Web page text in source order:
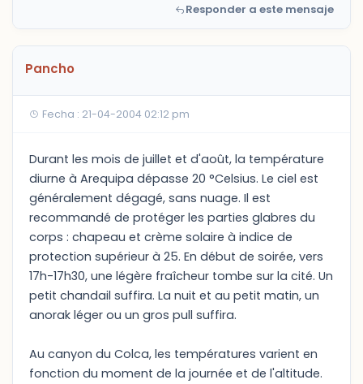
Responder a este mensaje
Pancho
Fecha : 21-04-2004 02:12 pm
Durant les mois de juillet et d'août, la température
diurne à Arequipa dépasse 20 °Celsius. Le ciel est
généralement dégagé, sans nuage. Il est
recommandé de protéger les parties glabres du
corps : chapeau et crème solaire à indice de
protection supérieur à 25. En début de soirée, vers
17h-17h30, une légère fraîcheur tombe sur la cité. Un
petit chandail suffira. La nuit et au petit matin, un
anorak léger ou un gros pull suffira.
Au canyon du Colca, les températures varient en
fonction du moment de la journée et de l'altitude.